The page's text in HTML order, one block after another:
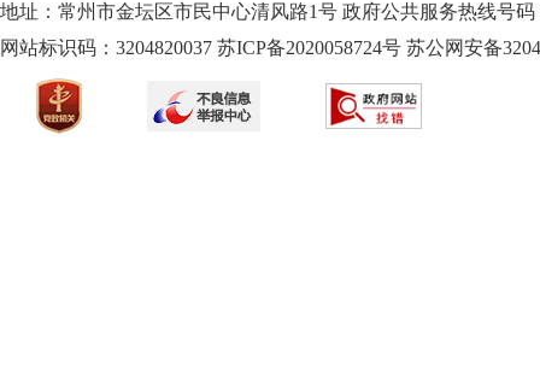
地址：常州市金坛区市民中心清风路1号 政府公共服务热线号码
网站标识码：3204820037 苏ICP备2020058724号 苏公网安备